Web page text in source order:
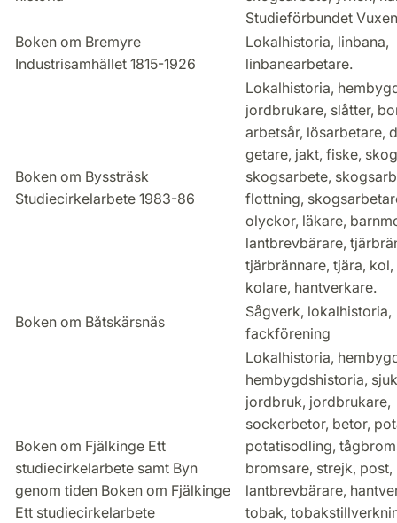
Studieförbundet
Boken om Bremyre
Industrisamhället 1815-1926
Lokalhistoria, linbana,
linbanearbetare.
Boken om Byssträsk
Studiecirkelarbete 1983-86
Lokalhistoria,
jordbrukare, slåtter,
arbetsår, lösarbetare,
getare, jakt, fiske,
skogsarbete,
flottning,
olyckor, läkare,
lantbrevbärare,
tjärbrännare, tjära,
kolare, hantverkare.
Boken om Båtskärsnäs
Sågverk, lokalhistoria,
fackförening
Boken om Fjälkinge Ett
studiecirkelarbete samt Byn
genom tiden Boken om Fjälkinge
Ett studiecirkelarbete
Lokalhistoria,
hembygdshistoria,
jordbruk, jordbrukare,
sockerbetor, betor,
potatisodling,
bromsare, strejk, post,
lantbrevbärare,
tobak,